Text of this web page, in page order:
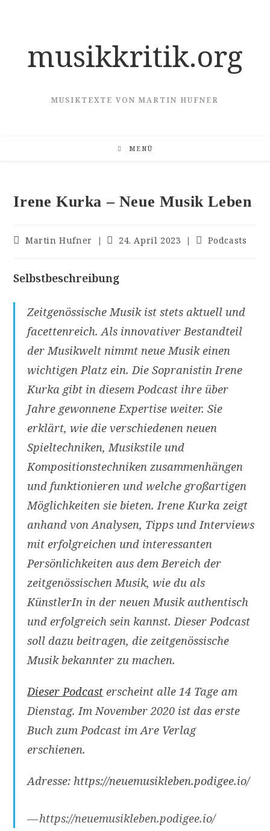
musikkritik.org
MUSIKTEXTE VON MARTIN HUFNER
MENÜ
Irene Kurka – Neue Musik Leben
Beitrags-
Martin Hufner
Beitrag
24. April 2023
Beitrags-
Podcasts
Selbstbeschreibung
Zeitgenössische Musik ist stets aktuell und
facettenreich. Als innovativer Bestandteil
der Musikwelt nimmt neue Musik einen
wichtigen Platz ein. Die Sopranistin Irene
Kurka gibt in diesem Podcast ihre über
Jahre gewonnene Expertise weiter. Sie
erklärt, wie die verschiedenen neuen
Spieltechniken, Musikstile und
Kompositionstechniken zusammenhängen
und funktionieren und welche großartigen
Möglichkeiten sie bieten. Irene Kurka zeigt
anhand von Analysen, Tipps und Interviews
mit erfolgreichen und interessanten
Persönlichkeiten aus dem Bereich der
zeitgenössischen Musik, wie du als
KünstlerIn in der neuen Musik authentisch
und erfolgreich sein kannst. Dieser Podcast
soll dazu beitragen, die zeitgenössische
Musik bekannter zu machen.
Dieser Podcast erscheint alle 14 Tage am
Dienstag. Im November 2020 ist das erste
Buch zum Podcast im Are Verlag
erschienen.
Adresse: https://neuemusikleben.podigee.io/
https://neuemusikleben.podigee.io/